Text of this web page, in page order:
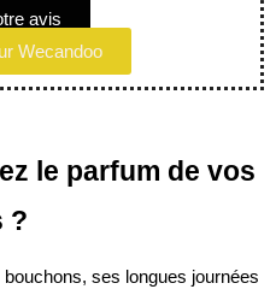
avis
Wecandoo
le parfum de vos
?
ses longues journées